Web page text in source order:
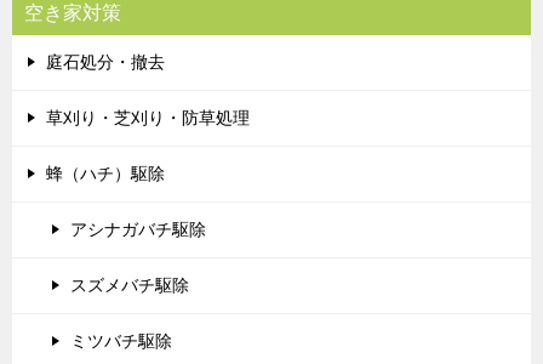
空き家対策
庭石処分・撤去
草刈り・芝刈り・防草処理
蜂（ハチ）駆除
アシナガバチ駆除
スズメバチ駆除
ミツバチ駆除